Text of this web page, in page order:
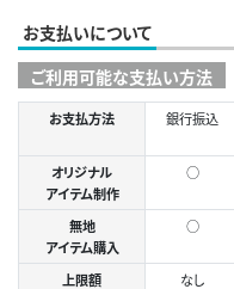
お支払いについて
ご利用可能な支払い方法
お支払方法 銀行振込
オリジナル
アイテム制作
○
無地
アイテム購入
○
上限額 なし